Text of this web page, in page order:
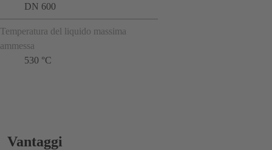
DN 600
Temperatura del liquido massima
ammessa
530 °C
Vantaggi